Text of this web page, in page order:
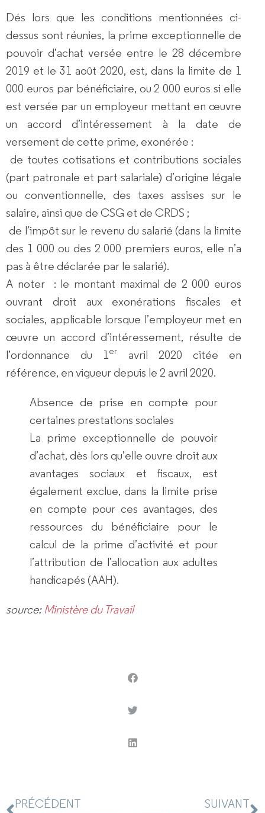
Dés lors que les conditions mentionnées ci-
dessus sont réunies, la prime exceptionnelle de
pouvoir d’achat versée entre le 28 décembre
2019 et le 31 août 2020, est, dans la limite de 1
000 euros par bénéficiaire, ou 2 000 euros si elle
est versée par un employeur mettant en œuvre
un accord d’intéressement à la date de
versement de cette prime, exonérée :
de toutes cotisations et contributions sociales
(part patronale et part salariale) d’origine légale
ou conventionnelle, des taxes assises sur le
salaire, ainsi que de CSG et de CRDS ;
de l’impôt sur le revenu du salarié (dans la limite
des 1 000 ou des 2 000 premiers euros, elle n’a
pas à être déclarée par le salarié).
A noter
: le montant maximal de 2 000 euros
ouvrant droit aux exonérations fiscales et
sociales, applicable lorsque l’employeur met en
œuvre un accord d’intéressement, résulte de
l’ordonnance du 1er
avril 2020 citée en
référence, en vigueur depuis le 2 avril 2020.
Absence de prise en compte pour
certaines prestations sociales
La prime exceptionnelle de pouvoir
d’achat, dès lors qu’elle ouvre droit aux
avantages sociaux et fiscaux, est
également exclue, dans la limite prise
en compte pour ces avantages, des
ressources du bénéficiaire pour le
calcul de la prime d’activité et pour
l’attribution de l’allocation aux adultes
handicapés (AAH).
source: Ministère du Travail
PRÉCÉDENT SUIVANT